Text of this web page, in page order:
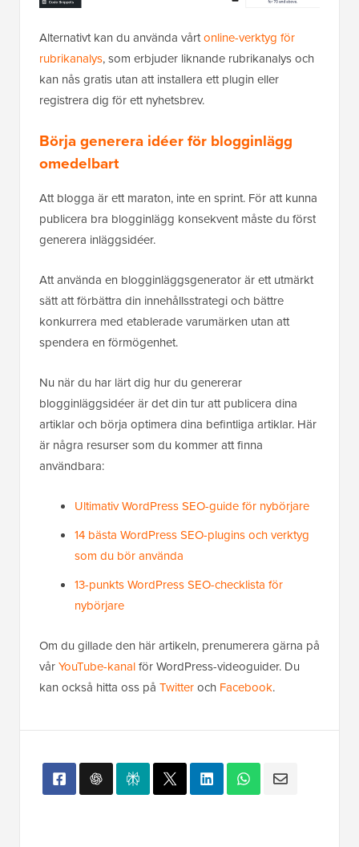
Alternativt kan du använda vårtonline-verktyg för
rubrikanalys, som erbjuder liknande rubrikanalys och
kan nås gratis utan att installera ett plugin eller
registrera dig för ett nyhetsbrev.
Börja generera idéer för blogginlägg
omedelbart
Att blogga är ett maraton, inte en sprint. För att kunna
publicera bra blogginlägg konsekvent måste du först
generera inläggsidéer.
Att använda en blogginläggsgenerator är ett utmärkt
sätt att förbättra din innehållsstrategi och bättre
konkurrera med etablerade varumärken utan att
spendera en förmögenhet.
Nu när du har lärt dig hur du genererar
blogginläggsidéer är det din tur att publicera dina
artiklar och börja optimera dina befintliga artiklar. Här
är några resurser som du kommer att finna
användbara:
Ultimativ WordPress SEO-guide för nybörjare
14 bästa WordPress SEO-plugins och verktyg
som du bör använda
13-punkts WordPress SEO-checklista för
nybörjare
Om du gillade den här artikeln, prenumerera gärna på
vårYouTube-kanalför WordPress-videoguider. Du
kan också hitta oss på Twitteroch Facebook.